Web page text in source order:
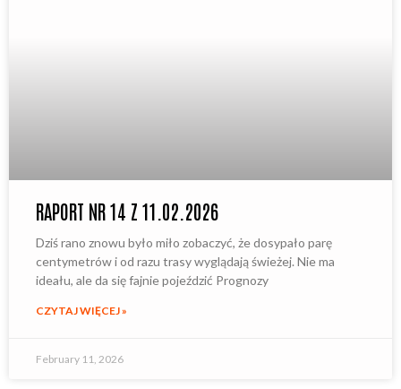
RAPORT NR 14 Z 11.02.2026
Dziś rano znowu było miło zobaczyć, że dosypało parę
centymetrów i od razu trasy wyglądają świeżej. Nie ma
ideału, ale da się fajnie pojeździć Prognozy
CZYTAJ WIĘCEJ »
February 11, 2026